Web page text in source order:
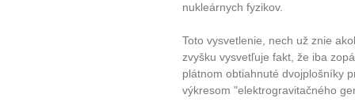
nukleárnych fyzikov.
Toto vysvetlenie, nech už znie
zvyšku vysvetľuje fakt, že iba
plátnom obtiahnuté dvojplošníky
výkresom "elektrogravitačného